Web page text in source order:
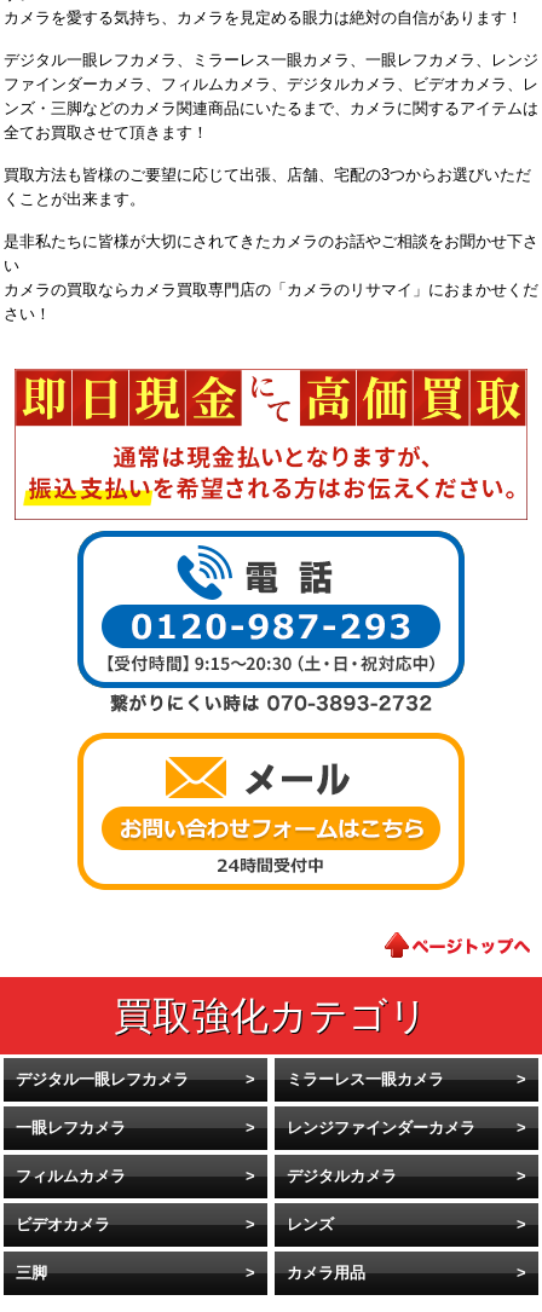
カメラを愛する気持ち、カメラを見定める眼力は絶対の自信があります！
デジタル一眼レフカメラ、ミラーレス一眼カメラ、一眼レフカメラ、レンジ
ファインダーカメラ、フィルムカメラ、デジタルカメラ、ビデオカメラ、レ
ンズ・三脚などのカメラ関連商品にいたるまで、カメラに関するアイテムは
全てお買取させて頂きます！
買取方法も皆様のご要望に応じて出張、店舗、宅配の3つからお選びいただ
くことが出来ます。
是非私たちに皆様が大切にされてきたカメラのお話やご相談をお聞かせ下さ
い
カメラの買取ならカメラ買取専門店の「カメラのリサマイ」におまかせくだ
さい！
デジタル一眼レフカメラ ミラーレス一眼カメラ
一眼レフカメラ レンジファインダーカメラ
フィルムカメラ デジタルカメラ
ビデオカメラ レンズ
三脚 カメラ用品